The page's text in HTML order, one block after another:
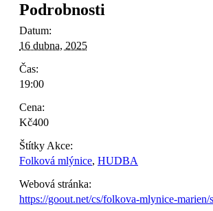
Podrobnosti
Datum:
16 dubna, 2025
Čas:
19:00
Cena:
Kč400
Štítky Akce:
Folková mlýnice, HUDBA
Webová stránka:
https://goout.net/cs/folkova-mlynice-marien/